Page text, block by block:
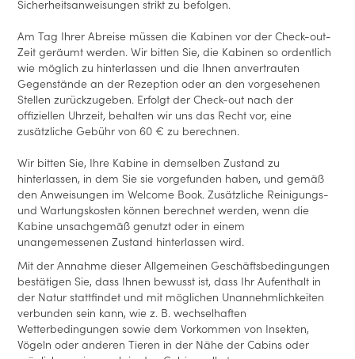
Sicherheitsanweisungen strikt zu befolgen.
Am Tag Ihrer Abreise müssen die Kabinen vor der Check-out-
Zeit geräumt werden. Wir bitten Sie, die Kabinen so ordentlich
wie möglich zu hinterlassen und die Ihnen anvertrauten
Gegenstände an der Rezeption oder an den vorgesehenen
Stellen zurückzugeben. Erfolgt der Check-out nach der
offiziellen Uhrzeit, behalten wir uns das Recht vor, eine
zusätzliche Gebühr von 60 € zu berechnen.
Wir bitten Sie, Ihre Kabine in demselben Zustand zu
hinterlassen, in dem Sie sie vorgefunden haben, und gemäß
den Anweisungen im Welcome Book. Zusätzliche Reinigungs-
und Wartungskosten können berechnet werden, wenn die
Kabine unsachgemäß genutzt oder in einem
unangemessenen Zustand hinterlassen wird.
Mit der Annahme dieser Allgemeinen Geschäftsbedingungen
bestätigen Sie, dass Ihnen bewusst ist, dass Ihr Aufenthalt in
der Natur stattfindet und mit möglichen Unannehmlichkeiten
verbunden sein kann, wie z. B. wechselhaften
Wetterbedingungen sowie dem Vorkommen von Insekten,
Vögeln oder anderen Tieren in der Nähe der Cabins oder